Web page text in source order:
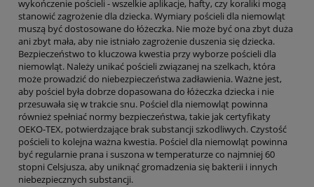
wykończenie pościeli - wszelkie aplikacje, hafty, czy koraliki mogą
stanowić zagrożenie dla dziecka. Wymiary pościeli dla niemowląt
muszą być dostosowane do łóżeczka. Nie może być ona zbyt duża
ani zbyt mała, aby nie istniało zagrożenie duszenia się dziecka.
Bezpieczeństwo to kluczowa kwestia przy wyborze pościeli dla
niemowląt. Należy unikać pościeli związanej na szelkach, która
może prowadzić do niebezpieczeństwa zadławienia. Ważne jest,
aby pościel była dobrze dopasowana do łóżeczka dziecka i nie
przesuwała się w trakcie snu. Pościel dla niemowląt powinna
również spełniać normy bezpieczeństwa, takie jak certyfikaty
OEKO-TEX, potwierdzające brak substancji szkodliwych. Czystość
pościeli to kolejna ważna kwestia. Pościel dla niemowląt powinna
być regularnie prana i suszona w temperaturze co najmniej 60
stopni Celsjusza, aby uniknąć gromadzenia się bakterii i innych
niebezpiecznych substancji.